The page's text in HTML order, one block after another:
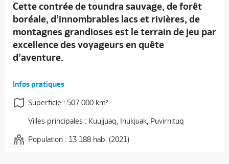
Cette contrée de toundra sauvage, de forêt
boréale, d’innombrables lacs et rivières, de
montagnes grandioses est le terrain de jeu par
excellence des voyageurs en quête
d’aventure.
Infos pratiques
Superficie : 507 000 km²
Villes principales : Kuujjuaq, Inukjuak, Puvirnituq
Population : 13 188 hab. (2021)